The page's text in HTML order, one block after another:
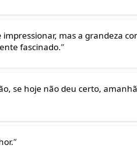
mas a grandeza
fascinado.”
se hoje não deu certo, amanhã
”